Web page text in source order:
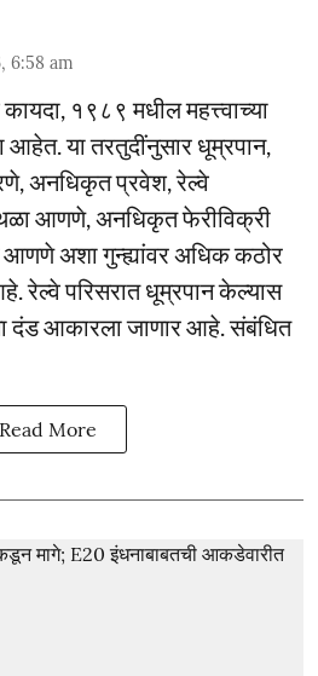
6:58 am
१९८९ मधील महत्त्वाच्या
आहेत. या तरतुदींनुसार धूम्रपान,
अनधिकृत प्रवेश, रेल्वे
आणणे, अनधिकृत फेरीविक्री
आणणे अशा गुन्ह्यांवर अधिक कठोर
रेल्वे परिसरात धूम्रपान केल्यास
दंड आकारला जाणार आहे. संबंधित
Read More